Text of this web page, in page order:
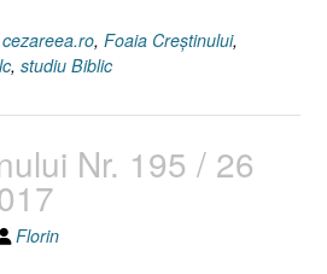
cezareea.ro, Foaia Creştinului,
, studiu Biblic
Nr. 195 / 26
Florin